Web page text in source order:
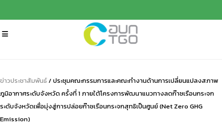
ข่าวประชาสัมพันธ์/ ประชุมคณะกรรมการและคณะทํางานด้านการเปลี่ยนแปลงสภาพ
ภูมิอากาศระดับจังหวัด ครั้งที่ 1 ภายใต้โครงการพัฒนาแนวทางลดก๊าซเรือนกระจก
ระดับจังหวัดเพื่อมุ่งสู่การปล่อยก๊าซเรือนกระจกสุทธิเป็นศูนย์ (Net Zero GHG
Emission)